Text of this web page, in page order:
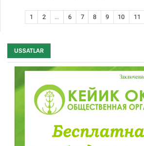
1 2 ... 6 7 8 9 10 11
USSATLAR